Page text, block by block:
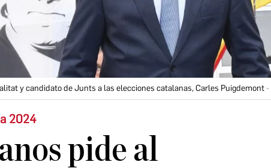
y candidato de Junts a las elecciones catalanas, Carles Puigdemont
2024
pide al